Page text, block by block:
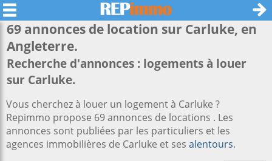
69 annonces de location sur Carluke, en
Angleterre.
Recherche d'annonces : logements à louer
sur Carluke.
Vous cherchez à louer un logement à Carluke ?
Repimmo propose 69 annonces de locations . Les
annonces sont publiées par les particuliers et les
agences immobilières de Carluke et ses alentours.